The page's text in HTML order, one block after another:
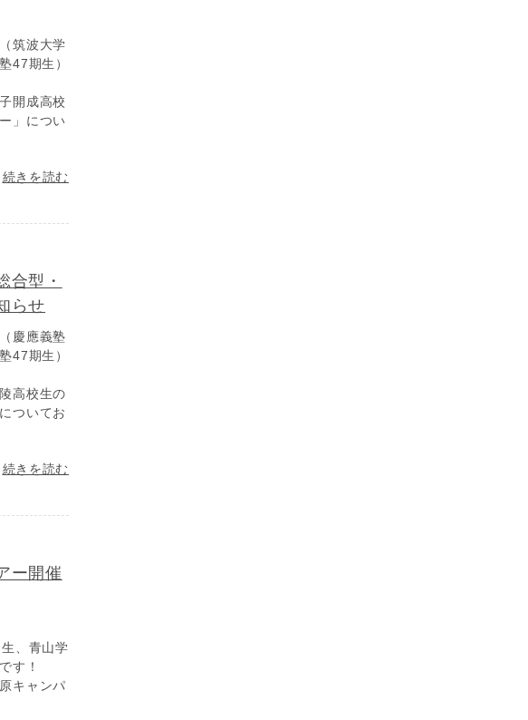
筑波大学
47期生）
開成高校
」につい
続きを読む
合型・
らせ
慶應義塾
47期生）
高校生の
ついてお
続きを読む
ー開催
、青山学
す！
キャンパ